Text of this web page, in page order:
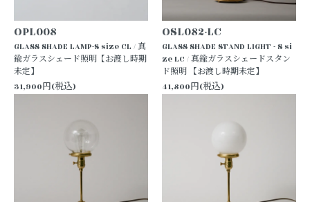
OPL008
GLASS SHADE LAMP-S size CL / 真
鍮ガラスシェード照明【お渡し時期
未定】
31,900円(税込)
OSL082-LC
GLASS SHADE STAND LIGHT - S si
ze LC / 真鍮ガラスシェードスタン
ド照明 【お渡し時期未定】
41,800円(税込)